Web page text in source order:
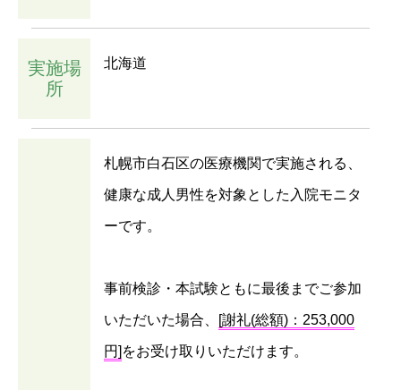
実施場
所
北海道
札幌市白石区の医療機関で実施される、
健康な成人男性を対象とした入院モニタ
ーです。
事前検診・本試験ともに最後までご参加
いただいた場合、 [謝礼(総額)：253,000
円] をお受け取りいただけます。